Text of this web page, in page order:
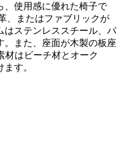
、使用感に優れた椅子で
、またはファブリックが
はステンレススチール、パ
。また、座面が木製の板座
材はビーチ材とオーク
す。